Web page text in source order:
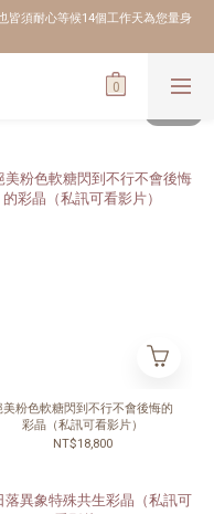
皆須耐心等候14個工作天為您量身
美粉色軟糖閃到不行不會後悔的
彩晶（私訊可看影片）
NT$18,800